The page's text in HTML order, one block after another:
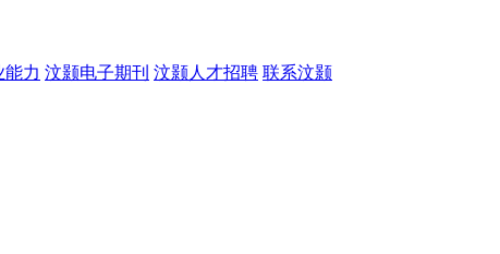
能力 汶颢电子期刊 汶颢人才招聘 联系汶颢